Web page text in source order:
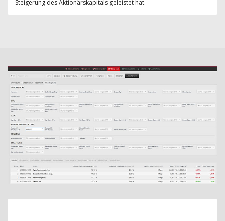
Steigerung des Aktionärskapitals geleistet hat.